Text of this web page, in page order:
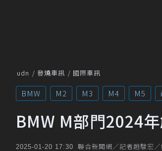
udn 發燒車訊 國際車訊
BMW M2 M3 M4 M5
BMW M部門2024
2025-01-20 17:30 聯合新聞網／記者趙駿宏